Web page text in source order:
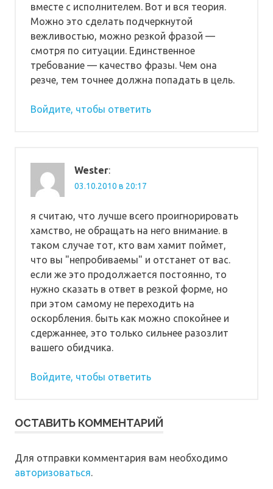
вместе с исполнителем. Вот и вся теория.
Можно это сделать подчеркнутой
вежливостью, можно резкой фразой —
смотря по ситуации. Единственное
требование — качество фразы. Чем она
резче, тем точнее должна попадать в цель.
Войдите, чтобы ответить
Wester:
03.10.2010 в 20:17
я считаю, что лучше всего проигнорировать
хамство, не обращать на него внимание. в
таком случае тот, кто вам хамит поймет,
что вы "непробиваемы" и отстанет от вас.
если же это продолжается постоянно, то
нужно сказать в ответ в резкой форме, но
при этом самому не переходить на
оскорбления. быть как можно спокойнее и
сдержаннее, это только сильнее разозлит
вашего обидчика.
Войдите, чтобы ответить
ОСТАВИТЬ КОММЕНТАРИЙ
Для отправки комментария вам необходимо
авторизоваться.